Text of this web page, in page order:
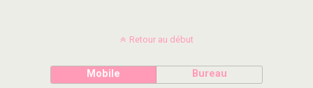
Retour au début
Mobile Bureau